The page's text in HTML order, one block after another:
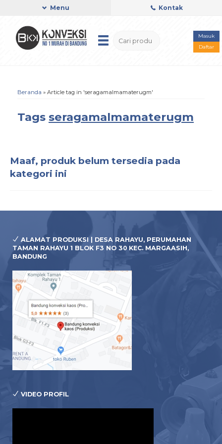
Menu Kontak
Masuk
Daftar
Beranda » Article tag in 'seragamalmamaterugm'
Tags seragamalmamaterugm
Maaf, produk belum tersedia pada
kategori ini
ALAMAT PRODUKSI | DESA RAHAYU, PERUMAHAN
TAMAN RAHAYU 1 BLOK F3 NO 30 KEC. MARGAASIH,
BANDUNG
VIDEO PROFIL